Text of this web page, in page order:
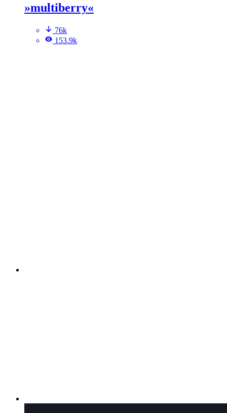
»multiberry«
76k
153.9k